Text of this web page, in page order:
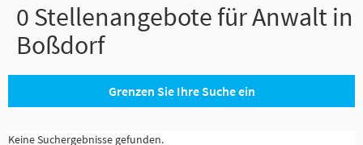
0 Stellenangebote für Anwalt in
Boßdorf
Grenzen Sie Ihre Suche ein
Keine Suchergebnisse gefunden.